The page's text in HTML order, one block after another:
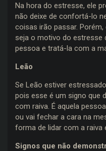
Na hora do estresse, ele
não deixe de confortá-lo
coisas irão passar.
seja o motivo do estresse
pessoa e tratá-la com a
Leão
Se Leão estiver
pois esse é um signo que
com raiva. É aquela
ou vai fechar a cara na
forma de lidar com a raiva
Signos que não